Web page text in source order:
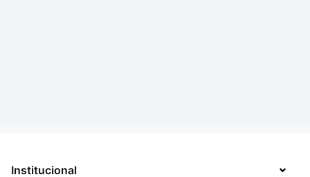
Institucional